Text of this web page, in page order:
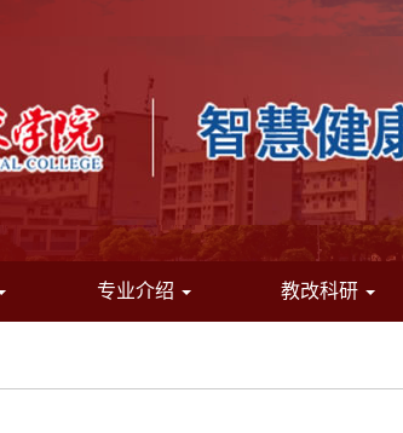
专业介绍 教改科研